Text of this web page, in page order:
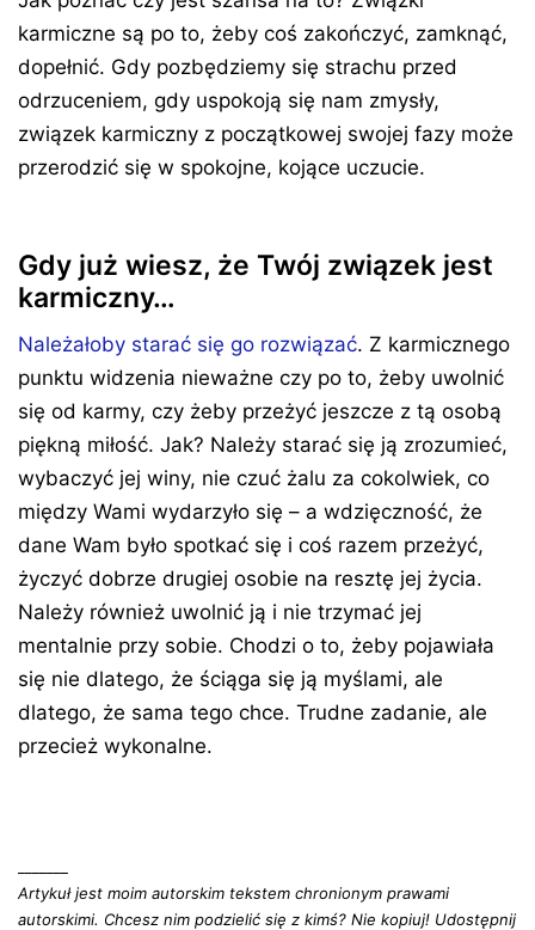
karmiczne są po to, żeby coś zakończyć, zamknąć,
dopełnić. Gdy pozbędziemy się strachu przed
odrzuceniem, gdy uspokoją się nam zmysły,
związek karmiczny z początkowej swojej fazy może
przerodzić się w spokojne, kojące uczucie.
Gdy już wiesz, że Twój związek jest
karmiczny…
Należałoby starać się go rozwiązać. Z karmicznego
punktu widzenia nieważne czy po to, żeby uwolnić
się od karmy, czy żeby przeżyć jeszcze z tą osobą
piękną miłość. Jak? Należy starać się ją zrozumieć,
wybaczyć jej winy, nie czuć żalu za cokolwiek, co
między Wami wydarzyło się – a wdzięczność, że
dane Wam było spotkać się i coś razem przeżyć,
życzyć dobrze drugiej osobie na resztę jej życia.
Należy również uwolnić ją i nie trzymać jej
mentalnie przy sobie. Chodzi o to, żeby pojawiała
się nie dlatego, że ściąga się ją myślami, ale
dlatego, że sama tego chce. Trudne zadanie, ale
przecież wykonalne.
Artykuł jest moim autorskim tekstem chronionym prawami
autorskimi. Chcesz nim podzielić się z kimś? Nie kopiuj! Udostępnij